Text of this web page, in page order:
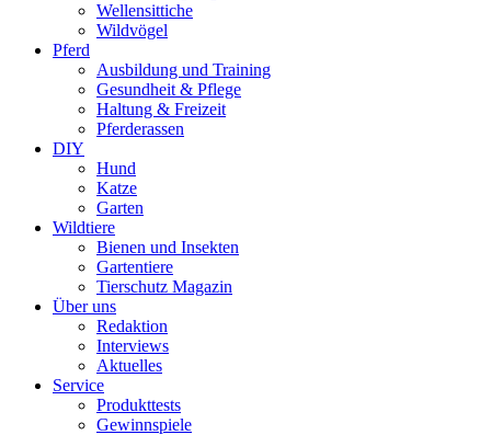
Wellensittiche
Wildvögel
Pferd
Ausbildung und Training
Gesundheit & Pflege
Haltung & Freizeit
Pferderassen
DIY
Hund
Katze
Garten
Wildtiere
Bienen und Insekten
Gartentiere
Tierschutz Magazin
Über uns
Redaktion
Interviews
Aktuelles
Service
Produkttests
Gewinnspiele